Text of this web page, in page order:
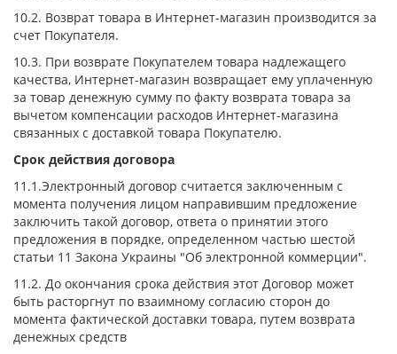
10.2. Возврат товара в Интернет-магазин производится за
счет Покупателя.
10.3. При возврате Покупателем товара надлежащего
качества, Интернет-магазин возвращает ему уплаченную
за товар денежную сумму по факту возврата товара за
вычетом компенсации расходов Интернет-магазина
связанных с доставкой товара Покупателю.
Срок действия договора
11.1.Электронный договор считается заключенным с
момента получения лицом направившим предложение
заключить такой договор, ответа о принятии этого
предложения в порядке, определенном частью шестой
статьи 11 Закона Украины "Об электронной коммерции".
11.2. До окончания срока действия этот Договор может
быть расторгнут по взаимному согласию сторон до
момента фактической доставки товара, путем возврата
денежных средств